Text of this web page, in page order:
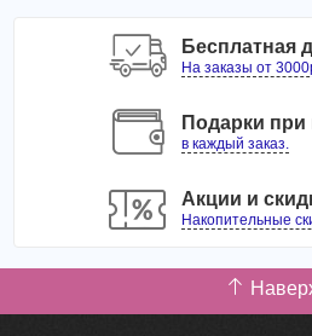
Бесплатная
На заказы от
Подарки при
в каждый заказ.
Акции и
Накопительные